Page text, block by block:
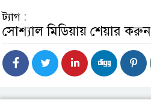
ট্যাগ :
সোশ্যাল মিডিয়ায় শেয়ার করুন